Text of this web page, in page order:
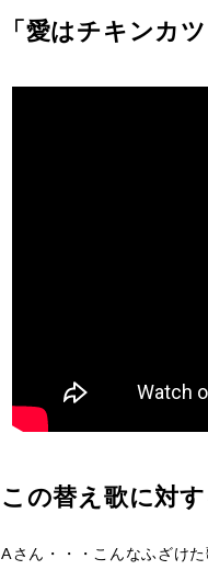
「愛はチキンカ
この替え歌に対
Aさん・・・こんなふざけ